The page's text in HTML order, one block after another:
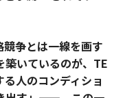
争とは一線を画す
築いているのが、TE
人のコンディショ